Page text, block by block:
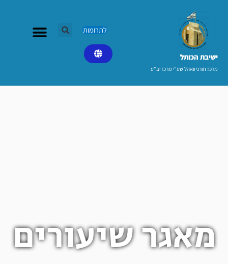
ישיבת הכותל​
מרכז תורני וואהל שע"י מרכז יב"ע
לתרומות
מאגר שיעורים